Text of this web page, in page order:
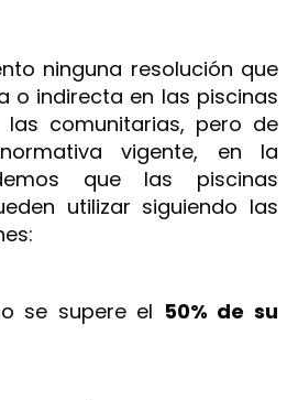
ninguna resolución que
o indirecta en las piscinas
comunitarias, pero de
vigente, en la
que las piscinas
utilizar siguiendo las
se supere el 50% de su